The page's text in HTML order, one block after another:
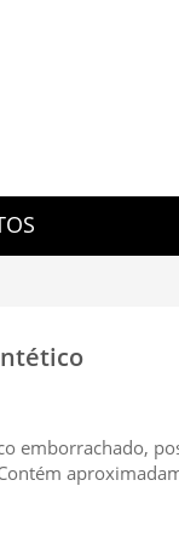
emborrachado,